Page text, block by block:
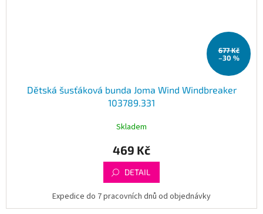
677 Kč
–30 %
Dětská šusťáková bunda Joma Wind Windbreaker
103789.331
Skladem
469 Kč
DETAIL
Expedice do 7 pracovních dnů od objednávky